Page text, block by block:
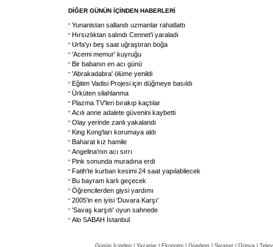
DİĞER GÜNÜN İÇİNDEN HABERLERİ
Yunanistan sallandı uzmanlar rahatlattı
Hırsızlıktan salındı Cennet'i yaraladı
Urfa'yı beş saat uğraştıran boğa
'Acemi memur' kuyruğu
Bir babanın en acı günü
'Abrakadabra' ölüme yenildi
Eğitim Vadisi Projesi için düğmeye basıldı
Ürküten silahlanma
Plazma TV'leri bırakıp kaçtılar
Acılı anne adalete güvenini kaybetti
Olay yerinde zanlı yakalandı
King Kong'ları korumaya aldı
Baharat kız hamile
Angelina'nın acı sırrı
Pink sonunda muradına erdi
Fatih'te kurban kesimi 24 saat yapılabilecek
Bu bayram karlı geçecek
Öğrencilerden giysi yardımı
2005'in en iyisi 'Duvara Karşı'
'Savaş karşıtı' oyun sahnede
Alo SABAH İstanbul
Günün İçinden Yazarlar Ekonomi Gündem Siyaset Dünya |